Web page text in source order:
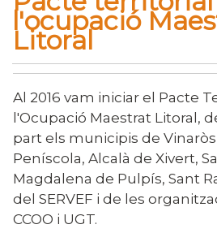
l'ocupació
Litoral
Fil
Inici Pacte territorial per
Al 2016 vam iniciar el Pacte
l'Ocupació Maestrat Litoral,
part els municipis de
Peníscola, Alcalà de Xivert,
Magdalena de Pulpís, Sant
del SERVEF i de les
CCOO i UGT.